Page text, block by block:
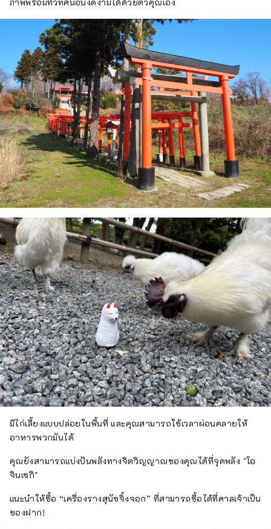
ศิลปะพื้นบ้านโคจิ ฮาชิโมโตะ
https://hirojimingei.jimdofree.com/
ฮงเกะ ไดโกคุยะ
https://dekoyashiki-
daikokuya.co.jp/
ศิลปะพื้นบ้านฮิโคจิ
http://dekoyashiki-
hikojimingei.co.jp/
ฮอนเกะ เอบิสึยะ
https://www.kanko-
koriyama.gr.jp/tourism/detail3-7-
300.html
มีไก่เลี้ยงแบบปล่อยในพื้นที่ และคุณสามารถใช้เวลาผ่อนคลายให้
อาหารพวกมันได้
คุณยังสามารถแบ่งปันพลังทางจิตวิญญาณของคุณได้ที่จุดพลัง "โอ
จินเซกิ"
แนะนำให้ซื้อ “เครื่องรางสุนัขจิ้งจอก” ที่สามารถซื้อได้ที่ศาลเจ้าเป็น
ของฝาก!